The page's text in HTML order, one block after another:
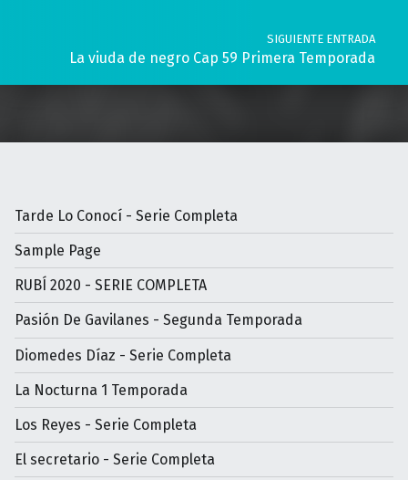
SIGUIENTE ENTRADA
La viuda de negro Cap 59 Primera Temporada
Tarde Lo Conocí - Serie Completa
Sample Page
RUBÍ 2020 - SERIE COMPLETA
Pasión De Gavilanes - Segunda Temporada
Diomedes Díaz - Serie Completa
La Nocturna 1 Temporada
Los Reyes - Serie Completa
El secretario - Serie Completa